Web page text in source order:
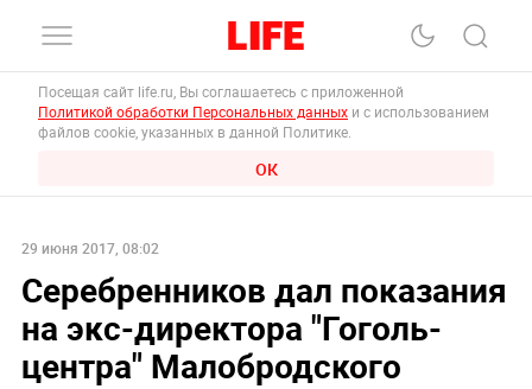
Посещая сайт life.ru, Вы соглашаетесь с приложенной
Политикой обработки Персональных данных и с использованием
файлов cookie, указанных в данной Политике.
ОК
29 июня 2017, 08:02
Серебренников дал показания
на экс-директора "Гоголь-
центра" Малобродского